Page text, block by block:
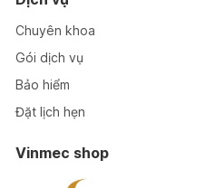
Chuyên khoa
Gói dịch vụ
Bảo hiểm
Đặt lịch hẹn
Vinmec shop